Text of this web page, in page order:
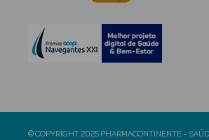
© COPYRIGHT 2025 PHARMACONTINENTE –